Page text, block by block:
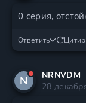
0 серия,
Ответить
N
NRNVDM
28